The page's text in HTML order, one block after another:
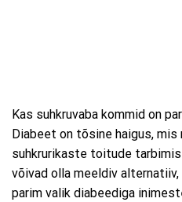
Kas suhkruvaba kommid on
Diabeet on tõsine haigus,
suhkrurikaste toitude
võivad olla meeldiv
parim valik diabeediga